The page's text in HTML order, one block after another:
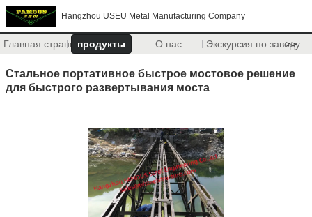
Hangzhou USEU Metal Manufacturing Company
Главная страницапродукты О нас Экскурсия по заводу
>>
Стальное портативное быстрое мостовое решение
для быстрого развертывания моста